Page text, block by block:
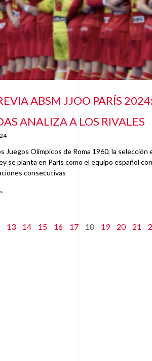
ABSM JJOO PARÍS
ANALIZA A LOS RIVALES
Juegos Olímpicos de Roma 1960, la selección
se planta en París como el equipo español
consecutivas
13 14 15 16 17 18 19 20 21